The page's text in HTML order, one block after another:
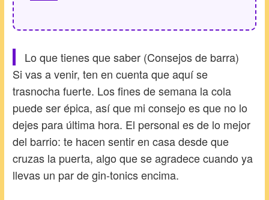
Lo que tienes que saber (Consejos de barra)
Si vas a venir, ten en cuenta que aquí se
trasnocha fuerte. Los fines de semana la cola
puede ser épica, así que mi consejo es que no lo
dejes para última hora. El personal es de lo mejor
del barrio: te hacen sentir en casa desde que
cruzas la puerta, algo que se agradece cuando ya
llevas un par de gin-tonics encima.